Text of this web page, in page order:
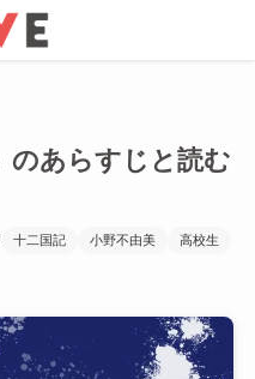
のあらすじと読む
十二国記 小野不由美 高校生